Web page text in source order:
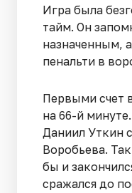
Игра была
тайм. Он
назначенным,
пенальти в
Первыми счет
на 66-й
Даниил Уткин
Воробьева.
бы и
сражался до